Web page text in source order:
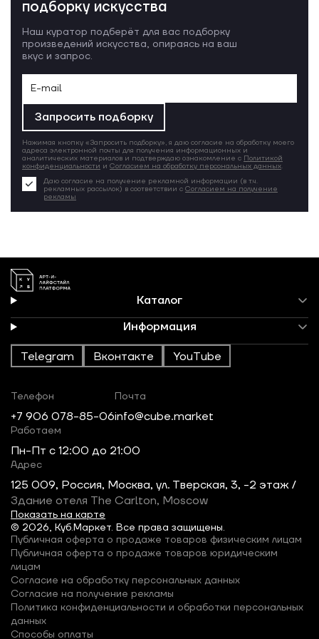
подборку искусства
Наш куратор подберёт для вас подборку
произведений искусства, опираясь на ваш
вкус и запрос.
Запросить подборку
Нажимая кнопку «Запросить подборку», я даю согласие на обработку моего
адреса электронной почты для получения информационных и
аналитических материалов и подтверждаю ознакомление с Политикой
конфиденциальности и Согласием на обработку персональных данных.
Даю согласие на получение рекламной информации (в т.ч.
рекламных рассылок) в соответствии с Согласием на получение
рекламы
Каталог
Информация
Telegram Вконтакте YouTube
© 2026, Куб.Маркет. Все права защищены.
Телефон
+7 906 078-85-06
Почта
info@cube.market
Работаем
Пн-Пт c 12:00 до 21:00
Адрес
125 009, Россия, Москва, ул. Тверская, 3, -2 этаж /
Здание отеля The Carlton, Moscow
Показать на карте
Публичная оферта о продаже товаров физическим лицам
Публичная оферта о продаже товаров юридическим
лицам
Согласие на обработку персональных данных
Согласие на получение рекламы
Политика конфиденциальности и обработки персональных
данных
Способы оплаты